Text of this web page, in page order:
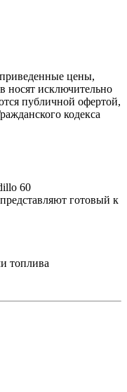
цены,
носят исключительно
публичной офертой,
кодекса
60
готовый к
топлива